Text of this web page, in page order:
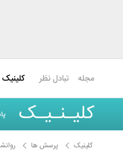
مجله تبادل نظر کلینیک
کلیـنـیـک
کلینیک پرسش ها